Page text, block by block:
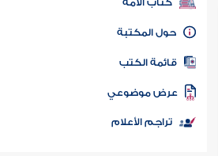
كتاب الأمة
المكتبة
الكتب
موضوعي